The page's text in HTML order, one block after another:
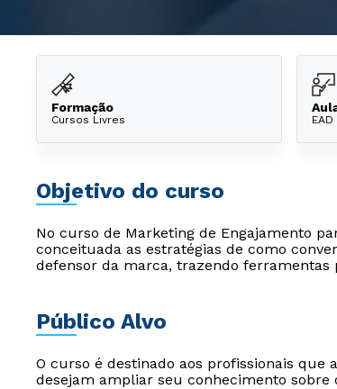
Formação
Cursos Livres
Objetivo do curso
No curso de Marketing de Engajamento
conceituada as estratégias de como
defensor da marca, trazendo ferramentas
Público Alvo
O curso é destinado aos profissionais
desejam ampliar seu conhecimento sobre